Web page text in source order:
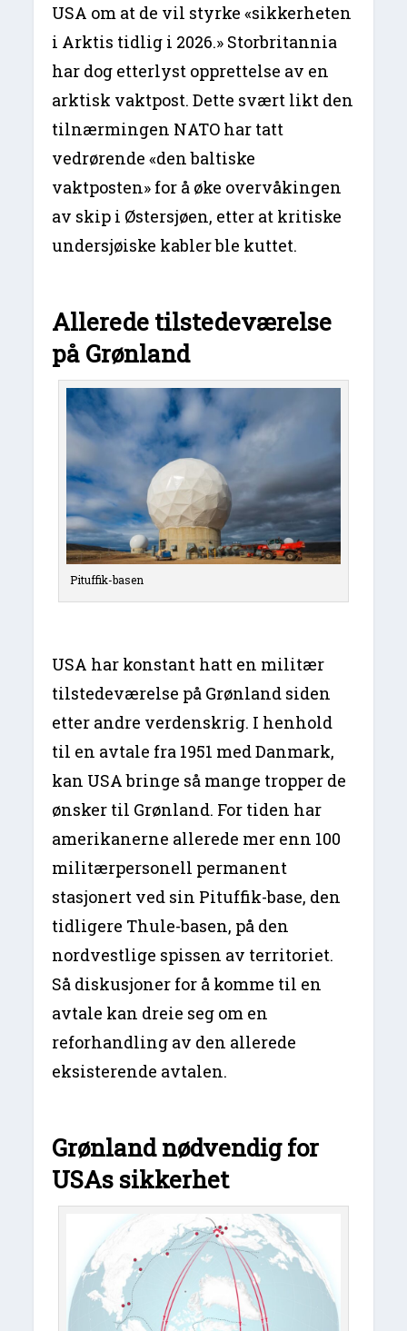
USA om at de vil styrke «sikkerheten
i Arktis tidlig i 2026.» Storbritannia
har dog etterlyst opprettelse av en
arktisk vaktpost. Dette svært likt den
tilnærmingen NATO har tatt
vedrørende «den baltiske
vaktposten» for å øke overvåkingen
av skip i Østersjøen, etter at kritiske
undersjøiske kabler ble kuttet.
Allerede tilstedeværelse
på Grønland
Pituffik-basen
USA har konstant hatt en militær
tilstedeværelse på Grønland siden
etter andre verdenskrig. I henhold
til en avtale fra 1951 med Danmark,
kan USA bringe så mange tropper de
ønsker til Grønland. For tiden har
amerikanerne allerede mer enn 100
militærpersonell permanent
stasjonert ved sin Pituffik-base, den
tidligere Thule-basen, på den
nordvestlige spissen av territoriet.
Så diskusjoner for å komme til en
avtale kan dreie seg om en
reforhandling av den allerede
eksisterende avtalen.
Grønland nødvendig for
USAs sikkerhet